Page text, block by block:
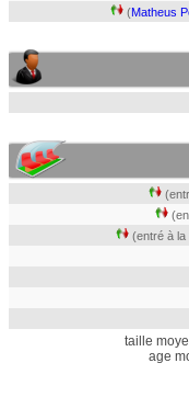
(Matheus
(entré à la
taille
age